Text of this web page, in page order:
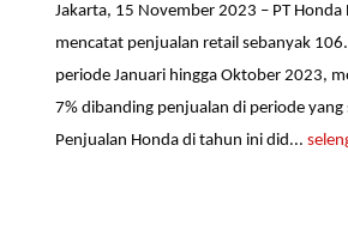
Jakarta, 15 November 2023 – PT
mencatat penjualan retail sebanyak
periode Januari hingga Oktober 2023,
7% dibanding penjualan di periode yang
Penjualan Honda di tahun ini did...